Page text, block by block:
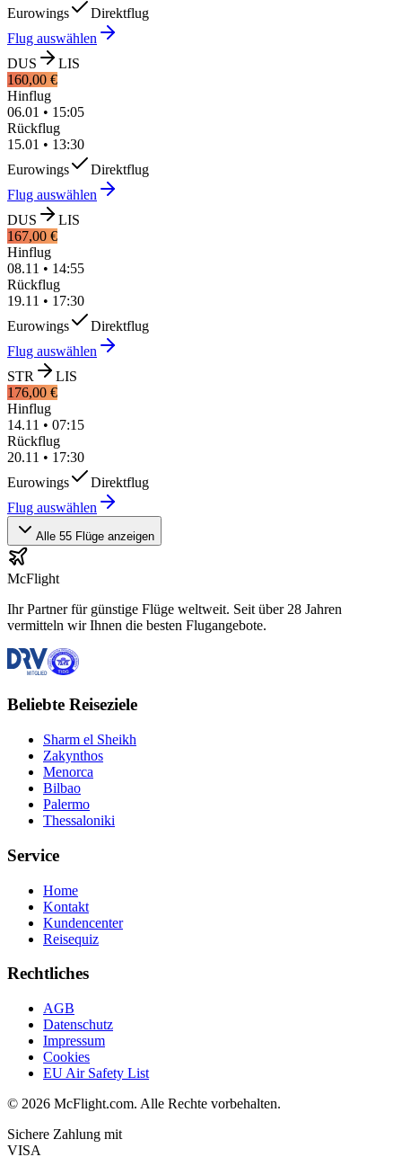
Eurowings
Direktflug
Flug auswählen
DUS
LIS
160,00 €
Hinflug
06.01 • 15:05
Rückflug
15.01 • 13:30
Eurowings
Direktflug
Flug auswählen
DUS
LIS
167,00 €
Hinflug
08.11 • 14:55
Rückflug
19.11 • 17:30
Eurowings
Direktflug
Flug auswählen
STR
LIS
176,00 €
Hinflug
14.11 • 07:15
Rückflug
20.11 • 17:30
Eurowings
Direktflug
Flug auswählen
Alle 55 Flüge anzeigen
McFlight
Ihr Partner für günstige Flüge weltweit. Seit über 28 Jahren
vermitteln wir Ihnen die besten Flugangebote.
Beliebte Reiseziele
Sharm el Sheikh
Zakynthos
Menorca
Bilbao
Palermo
Thessaloniki
Service
Home
Kontakt
Kundencenter
Reisequiz
Rechtliches
AGB
Datenschutz
Impressum
Cookies
EU Air Safety List
© 2026 McFlight.com. Alle Rechte vorbehalten.
Sichere Zahlung mit
VISA